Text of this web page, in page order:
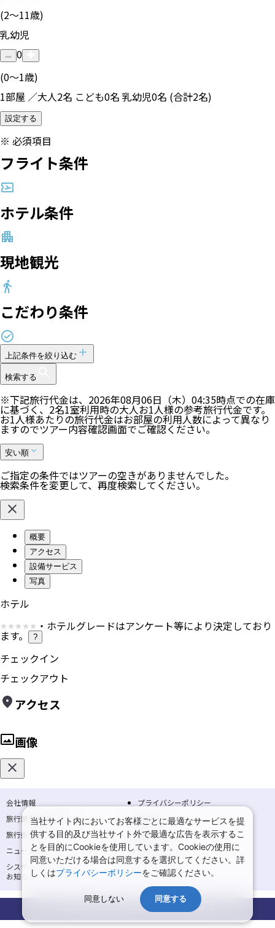
(2〜11歳)
乳幼児
0
(0〜1歳)
1部屋 ／大人2名 こども0名 乳幼児0名 (合計2名)
設定する
※ 必須項目
フライト条件
ホテル条件
現地観光
こだわり条件
上記条件を絞り込む
検索する
※下記旅行代金は、 2026年08月06日（木）04:35時点での在庫
に基づく、2名1室利用時の大人お1人様の参考旅行代金です。
お1人様あたりの旅行代金はお部屋の利用人数によって異なり
ますのでツアー内容確認画面でご確認ください。
安い順
ご指定の条件ではツアーの空きがありませんでした。
検索条件を変更して、再度検索してください。
概要
アクセス
設備サービス
写真
ホテル
・ホテルグレードはアンケート等により決定しており
ます。 ?
チェックイン
チェックアウト
アクセス
画像
会社情報
プライバシーポリシー
旅行業登録票・約款
規約集
旅行条件書
商標について
ニュースリリース
採用情報
システムメンテナンスの
お知らせ
サイトマップ
Copyright © NIPPON TRAVEL AGENCY Co.,LTD. All rights reserved.
当社サイト内においてお客様ごとに最適なサービスを提
供する目的及び当社サイト外で最適な広告を表示するこ
とを目的にCookieを使用しています。Cookieの使用に
同意いただける場合は同意するを選択してください。詳
しくはプライバシーポリシーをご確認ください。
同意しない 同意する